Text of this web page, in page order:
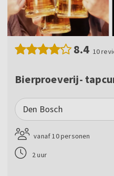
8.4 10
Bierproeverij-
Den Bosch
vanaf 10 personen
2 uur